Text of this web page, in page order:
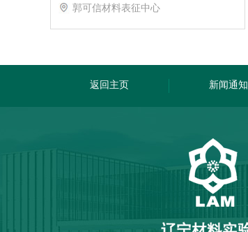
郭可信材料表征中心
返回主页 新闻通知